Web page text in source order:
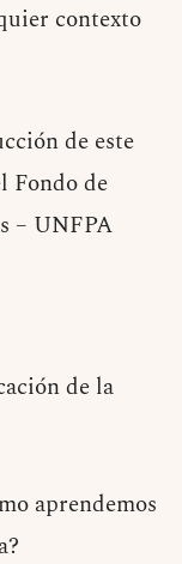
contexto
de este
Fondo de
– UNFPA
de la
aprendemos